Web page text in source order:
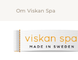
Om Viskan Spa